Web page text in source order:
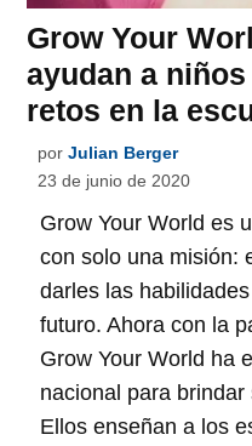
Grow Your
ayudan a
retos en la
por Julian Berger
23 de junio de 2020
Grow Your World es
con solo una misión:
darles las
futuro. Ahora con la
Grow Your World ha
nacional para
Ellos enseñan a los